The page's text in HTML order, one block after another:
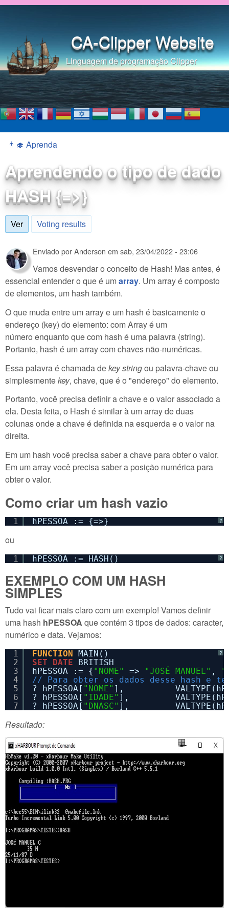
Pular para o conteúdo
CA-Clipper Website
Linguagem de programação Clipper
Você está aqui
👨‍🎓 Aprenda
Aprendendo o tipo de dado
HASH {=>}
Ver(aba ativa)
Voting results
Enviado porAnderson em sab, 23/04/2022 - 23:06
Vamos desvendar o conceito de Hash! Mas antes, é
essencial entender o que é umarray. Um array é composto
de elementos, um hash também.
O que muda entre um array e um hash é basicamente o
endereço (key) do elemento: com Array é um
número enquanto que com hash é uma palavra (string).
Portanto, hash é um array com chaves não-numéricas.
Essa palavra é chamada dekey stringou palavra-chave ou
simplesmentekey, chave, que é o "endereço" do elemento.
Portanto, você precisa definir a chave e o valor associado a
ela. Desta feita, o Hash é similar à um array de duas
colunas onde a chave é definida na esquerda e o valor na
direita.
Em um hash você precisa saber a chave para obter o valor.
Em um array você precisa saber a posição numérica para
obter o valor.
Como criar um hash vazio
?
1 hPESSOA := {=>}
ou
?
1 hPESSOA := HASH()
EXEMPLO COM UM HASH
SIMPLES
Tudo vai ficar mais claro com um exemplo! Vamos definir
uma hash hPESSOA que contém 3 tipos de dados: caracter,
numérico e data. Vejamos:
?
1
2
3
4
5
6
7
FUNCTION MAIN()
SET
DATE
BRITISH
hPESSOA := { "NOME" => "JOSÉ MANUEL" ,
// Para obter os dados desse hash e
? hPESSOA[ "NOME" ],
? hPESSOA[ "IDADE" ],
? hPESSOA[ "DNASC" ],
Resultado: